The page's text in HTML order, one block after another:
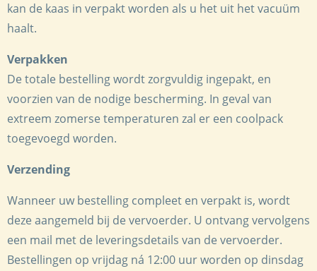
kan de kaas in verpakt worden als u het uit het vacuüm
haalt.
Verpakken
De totale bestelling wordt zorgvuldig ingepakt, en
voorzien van de nodige bescherming. In geval van
extreem zomerse temperaturen zal er een coolpack
toegevoegd worden.
Verzending
Wanneer uw bestelling compleet en verpakt is, wordt
deze aangemeld bij de vervoerder. U ontvang vervolgens
een mail met de leveringsdetails van de vervoerder.
Bestellingen op vrijdag ná 12:00 uur worden op dinsdag